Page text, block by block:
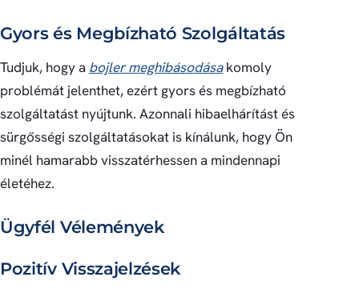
Gyors és Megbízható Szolgáltatás
Tudjuk, hogy a bojler meghibásodásakomoly
problémát jelenthet, ezért gyors és megbízható
szolgáltatást nyújtunk. Azonnali hibaelhárítást és
sürgősségi szolgáltatásokat is kínálunk, hogy Ön
minél hamarabb visszatérhessen a mindennapi
életéhez.
Ügyfél Vélemények
Pozitív Visszajelzések